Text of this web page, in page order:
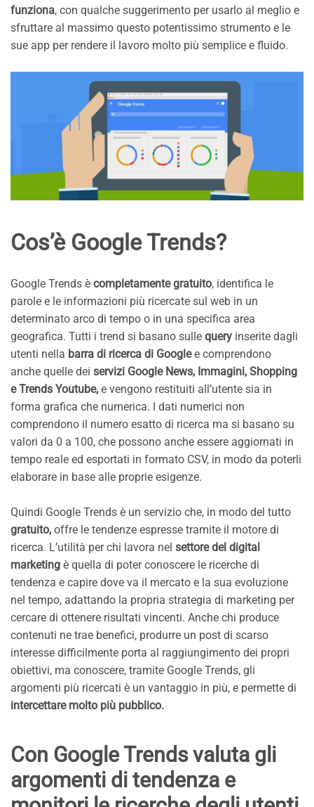
funziona, con qualche suggerimento per usarlo al meglio e
sfruttare al massimo questo potentissimo strumento e le
sue app per rendere il lavoro molto più semplice e fluido.
Cos’è Google Trends?
Google Trends è completamente gratuito, identifica le
parole e le informazioni più ricercate sul web in un
determinato arco di tempo o in una specifica area
geografica. Tutti i trend si basano sulle query inserite dagli
utenti nella barra di ricerca di Googlee comprendono
anche quelle dei servizi Google News, Immagini, Shopping
e Trends Youtube, e vengono restituiti all’utente sia in
forma grafica che numerica. I dati numerici non
comprendono il numero esatto di ricerca ma si basano su
valori da 0 a 100, che possono anche essere aggiornati in
tempo reale ed esportati in formato CSV, in modo da poterli
elaborare in base alle proprie esigenze.
Quindi Google Trends è un servizio che, in modo del tutto
gratuito, offre le tendenze espresse tramite il motore di
ricerca. L’utilità per chi lavora nel settore del digital
marketing è quella di poter conoscere le ricerche di
tendenza e capire dove va il mercato e la sua evoluzione
nel tempo, adattando la propria strategia di marketing per
cercare di ottenere risultati vincenti. Anche chi produce
contenuti ne trae benefici, produrre un post di scarso
interesse difficilmente porta al raggiungimento dei propri
obiettivi, ma conoscere, tramite Google Trends, gli
argomenti più ricercati è un vantaggio in più, e permette di
intercettare molto più pubblico.
Con Google Trends valuta gli
argomenti di tendenza e